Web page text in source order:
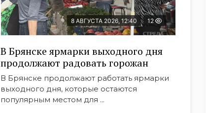
8 АВГУСТА 2026, 12:40 12
В Брянске ярмарки выходного дня
продолжают радовать горожан
В Брянске продолжают работать ярмарки
выходного дня, которые остаются
популярным местом для ...